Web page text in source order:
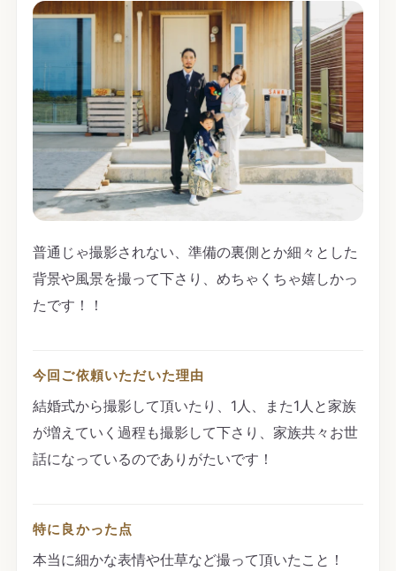
普通じゃ撮影されない、準備の裏側とか細々とした
背景や風景を撮って下さり、めちゃくちゃ嬉しかっ
たです！！
今回ご依頼いただいた理由
結婚式から撮影して頂いたり、1人、また1人と家族
が増えていく過程も撮影して下さり、家族共々お世
話になっているのでありがたいです！
特に良かった点
本当に細かな表情や仕草など撮って頂いたこと！